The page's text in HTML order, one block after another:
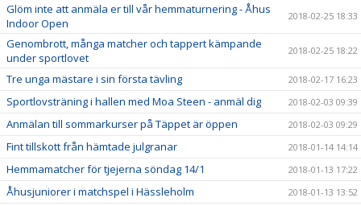
Glöm inte att anmäla er till vår hemmaturnering - Åhus
Indoor Open
2018-02-25 18:33
Genombrott, många matcher och tappert kämpande
under sportlovet
2018-02-25 18:22
Tre unga mästare i sin första tävling 2018-02-17 16:23
Sportlovsträning i hallen med Moa Steen - anmäl dig 2018-02-03 09:39
Anmälan till sommarkurser på Täppet är öppen 2018-02-03 09:29
Fint tillskott från hämtade julgranar 2018-01-14 14:14
Hemmamatcher för tjejerna söndag 14/1 2018-01-13 17:22
Åhusjuniorer i matchspel i Hässleholm 2018-01-13 13:52